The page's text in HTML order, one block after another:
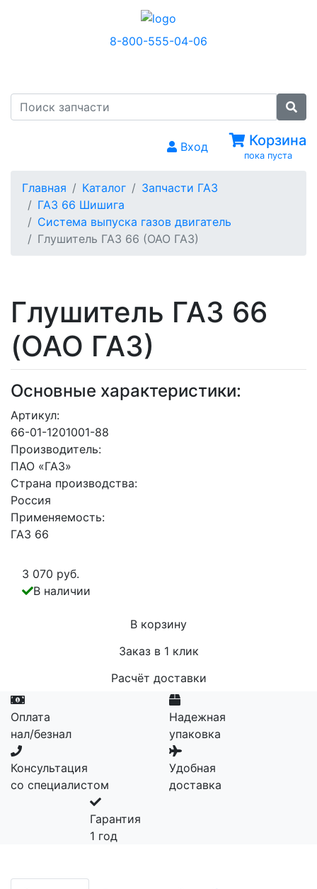
8-800-555-04-06
Вход Корзина
пока пуста
Главная Каталог
Запчасти ГАЗ
ГАЗ 66 Шишига
Система выпуска газов двигатель
Глушитель ГАЗ 66 (ОАО ГАЗ)
Глушитель ГАЗ 66
(ОАО ГАЗ)
Основные характеристики:
Артикул:
66-01-1201001-88
Производитель:
ПАО «ГАЗ»
Страна производства:
Россия
Применяемость:
ГАЗ 66
3 070 руб.
В наличии
В корзину
Заказ в 1 клик
Расчёт доставки
Оплата
нал/безнал
Надежная
упаковка
Консультация
со специалистом
Удобная
доставка
Гарантия
1 год